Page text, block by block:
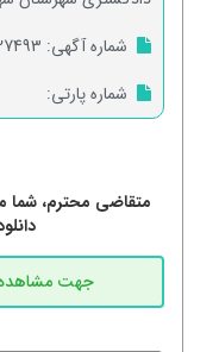
شماره آگهی:
شماره پارتی:
متقاضی محترم، شما